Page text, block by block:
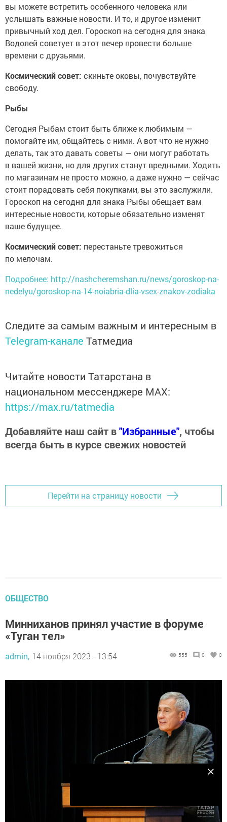
вы можете встретить особенного человека или
услышать важные новости. И то, и другое изменит
привычный ход дел. Гороскоп на сегодня для знака
Водолей советует в этот вечер провести больше
времени с друзьями.
Космический совет: скиньте оковы, почувствуйте
свободу.
Рыбы
Сегодня Рыбам стоит быть ближе к любимым —
помогайте им, общайтесь с ними. А вот что не нужно
делать, так это давать советы — они могут работать
в вашей жизни, но для других станут вредными. Ходить
по магазинам не просто можно, а даже нужно — сейчас
стоит порадовать себя покупками, вы это заслужили.
Гороскоп на сегодня для знака Рыбы обещает вам
интересные новости, которые обязательно изменят
ваше будущее.
Космический совет: перестаньте тревожиться
по мелочам.
Подробнее: http://nashcheremshan.ru/news/goroskop-na-
nedelyu/goroskop-na-14-noiabria-dlia-vsex-znakov-zodiaka
Следите за самым важным и интересным в
Telegram-канале Татмедиа
Читайте новости Татарстана в
национальном мессенджере MАХ:
https://max.ru/tatmedia
Добавляйте наш сайт в"Избранные", чтобы
всегда быть в курсе свежих новостей
Перейти на страницу новости
ОБЩЕСТВО
Минниханов принял участие в форуме
«Туган тел»
admin, 14 ноября 2023 - 13:54 555 0 0